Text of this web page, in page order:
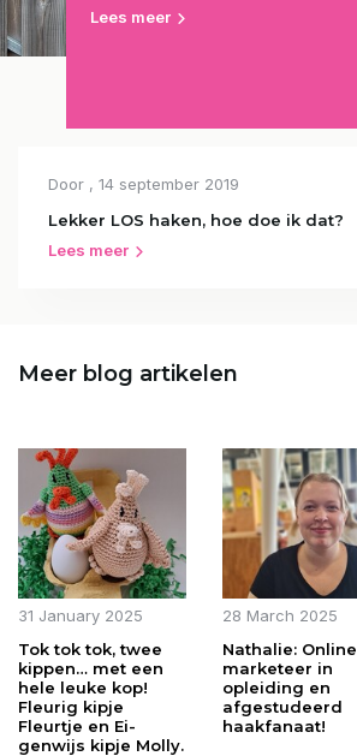
Lees meer
Door , 14 september 2019
Lekker LOS haken, hoe doe ik dat?
Lees meer
Meer blog artikelen
31 January 2025
Tok tok tok, twee
kippen… met een
hele leuke kop!
Fleurig kipje
Fleurtje en Ei-
genwijs kipje Molly.
28 March 2025
Nathalie: Online
marketeer in
opleiding en
afgestudeerd
haakfanaat!